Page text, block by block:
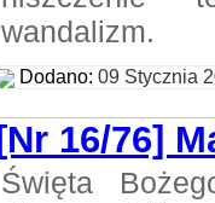
wandalizm.
Dodano: 09 Stycznia
[Nr 16/76]
Święta